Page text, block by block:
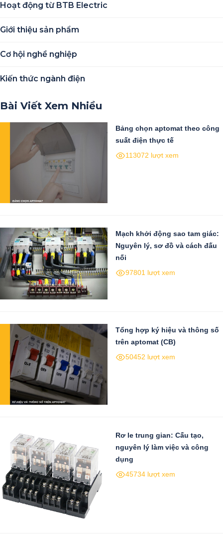
Hoạt động từ BTB Electric
Giới thiệu sản phẩm
Cơ hội nghề nghiệp
Kiến thức ngành điện
Bài Viết Xem Nhiều
Bảng chọn aptomat theo công
suất điện thực tế
113072 lượt xem
Mạch khởi động sao tam giác:
Nguyên lý, sơ đồ và cách đấu
nối
97801 lượt xem
Tổng hợp ký hiệu và thông số
trên aptomat (CB)
50452 lượt xem
Rơ le trung gian: Cấu tạo,
nguyên lý làm việc và công
dụng
45734 lượt xem